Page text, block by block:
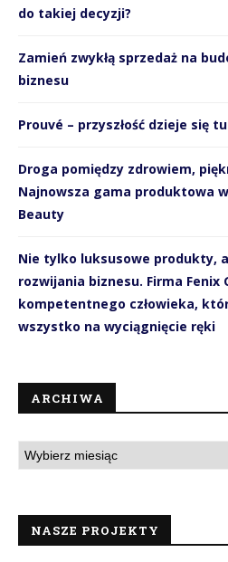
do takiej decyzji?
Zamień zwykłą sprzedaż na
biznesu
Prouvé – przyszłość dzieje się tu
Droga pomiędzy zdrowiem,
Najnowsza gama produktowa
Beauty
Nie tylko luksusowe produkty,
rozwijania biznesu. Firma Fenix
kompetentnego człowieka,
wszystko na wyciągnięcie ręki
ARCHIWA
NASZE PROJEKTY